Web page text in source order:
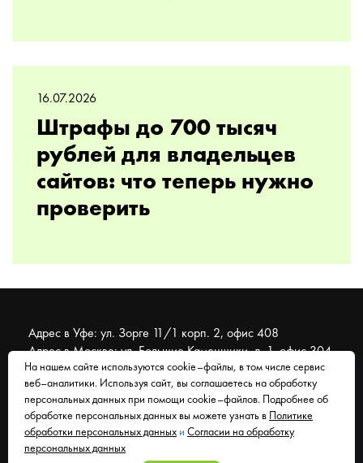
16.07.2026
Штрафы до 700 тысяч
рублей для владельцев
сайтов: что теперь нужно
проверить
Адрес в Уфе: ул. Зорге 11/1 корп. 2, офис 408
Адрес в Москве: ул. Большие Каменщики, д. 1, офис 304
© 2007 - 2026 Муравейник. SEO-продвижение, реклама,
сайты. Находимся в Уфе, работаем со всем миром.
Согласие на обработку персональных данных
На нашем сайте используются cookie–файлы, в том числе сервис
веб–аналитики. Используя сайт, вы соглашаетесь на обработку
персональных данных при помощи cookie–файлов. Подробнее об
обработке персональных данных вы можете узнать в
Политике
обработки персональных данных и Согласии на обработку
персональных данных